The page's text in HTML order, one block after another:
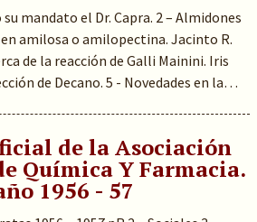
mandato el Dr. Capra. 2 – Almidones
amilosa o amilopectina. Jacinto R.
de la reacción de Galli Mainini. Iris
de Decano. 5 - Novedades en la…
de la Asociación
Química Y Farmacia.
1956 - 57